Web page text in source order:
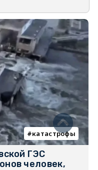
катастрофы
ГЭС
человек,